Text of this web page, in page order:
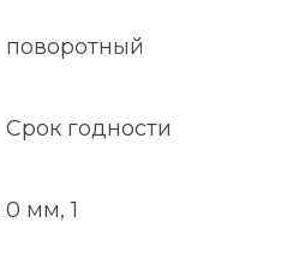
поворотный
Срок годности
0 мм, 1